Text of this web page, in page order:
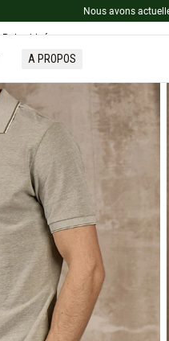
Nous avons
A PROPOS
Polo chiné